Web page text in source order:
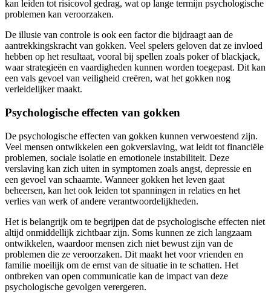
kan leiden tot risicovol gedrag, wat op lange termijn psychologische
problemen kan veroorzaken.
De illusie van controle is ook een factor die bijdraagt aan de
aantrekkingskracht van gokken. Veel spelers geloven dat ze invloed
hebben op het resultaat, vooral bij spellen zoals poker of blackjack,
waar strategieën en vaardigheden kunnen worden toegepast. Dit kan
een vals gevoel van veiligheid creëren, wat het gokken nog
verleidelijker maakt.
Psychologische effecten van gokken
De psychologische effecten van gokken kunnen verwoestend zijn.
Veel mensen ontwikkelen een gokverslaving, wat leidt tot financiële
problemen, sociale isolatie en emotionele instabiliteit. Deze
verslaving kan zich uiten in symptomen zoals angst, depressie en
een gevoel van schaamte. Wanneer gokken het leven gaat
beheersen, kan het ook leiden tot spanningen in relaties en het
verlies van werk of andere verantwoordelijkheden.
Het is belangrijk om te begrijpen dat de psychologische effecten niet
altijd onmiddellijk zichtbaar zijn. Soms kunnen ze zich langzaam
ontwikkelen, waardoor mensen zich niet bewust zijn van de
problemen die ze veroorzaken. Dit maakt het voor vrienden en
familie moeilijk om de ernst van de situatie in te schatten. Het
ontbreken van open communicatie kan de impact van deze
psychologische gevolgen verergeren.